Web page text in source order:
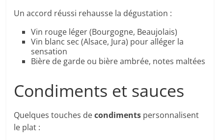
Un accord réussi rehausse la dégustation :
Vin rouge léger (Bourgogne, Beaujolais)
Vin blanc sec (Alsace, Jura) pour alléger la
sensation
Bière de garde ou bière ambrée, notes maltées
Condiments et sauces
Quelques touches decondiments personnalisent
le plat :